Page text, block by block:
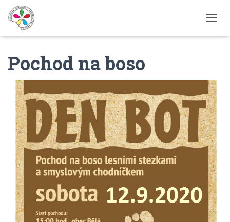
Ř
U
T
N
A
V
I
G
A
C
I
Pochod na boso